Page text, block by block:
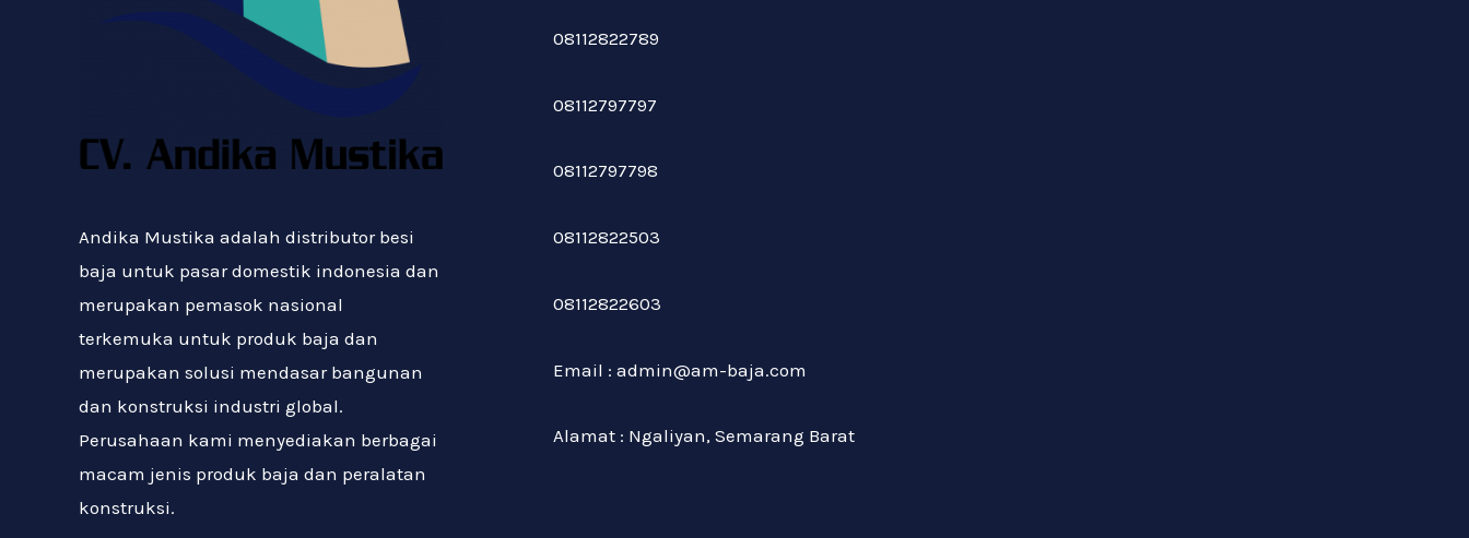
Andika Mustika adalah distributor besi
baja untuk pasar domestik indonesia dan
merupakan pemasok nasional
terkemuka untuk produk baja dan
merupakan solusi mendasar bangunan
dan konstruksi industri global.
Perusahaan kami menyediakan berbagai
macam jenis produk baja dan peralatan
konstruksi.
08112822789
08112797797
08112797798
08112822503
08112822603
Email : admin@am-baja.com
Alamat : Ngaliyan, Semarang Barat